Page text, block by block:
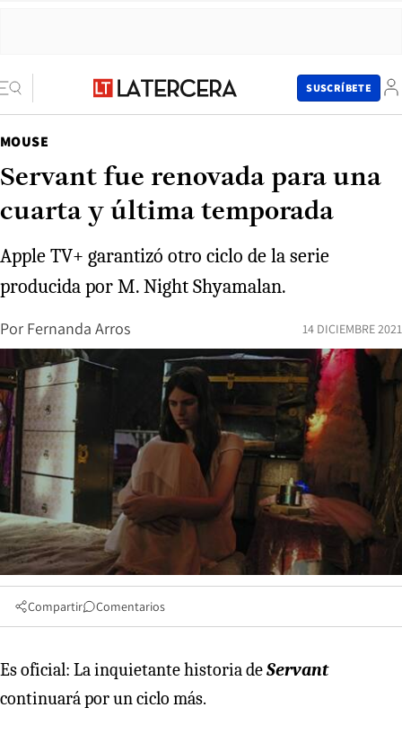
SUSCRÍBETE
MOUSE
Servant fue renovada para una
cuarta y última temporada
Apple TV+ garantizó otro ciclo de la serie
producida por M. Night Shyamalan.
Por Fernanda Arros 14 DICIEMBRE 2021
Compartir Comentarios
Es oficial: La inquietante historia deServant
continuará por un ciclo más.